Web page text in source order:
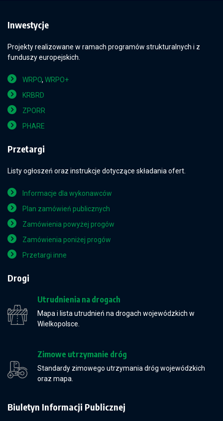
Inwestycje
Projekty realizowane w ramach programów strukturalnych i z
funduszy europejskich.
WRPO, WRPO+
KRBRD
ZPORR
PHARE
Przetargi
Listy ogłoszeń oraz instrukcje dotyczące składania ofert.
Informacje dla wykonawców
Plan zamówień publicznych
Zamówienia powyżej progów
Zamówienia poniżej progów
Przetargi inne
Drogi
Utrudnienia na drogach
Mapa i lista utrudnień na drogach wojewódzkich w
Wielkopolsce.
Zimowe utrzymanie dróg
Standardy zimowego utrzymania dróg wojewódzkich
oraz mapa.
Biuletyn Informacji Publicznej